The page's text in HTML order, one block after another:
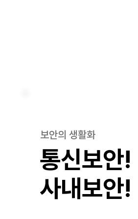
보안의 생활화
통신보안!
​사내보안!